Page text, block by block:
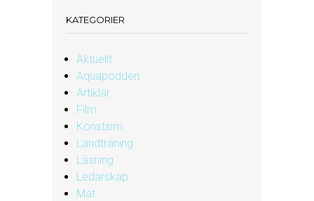
KATEGORIER
Aktuellt
Aquapodden
Artiklar
Film
Konstsim
Landträning
Läsning
Ledarskap
Mat